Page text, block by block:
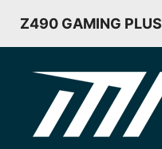
Z490 GAMING PLUS